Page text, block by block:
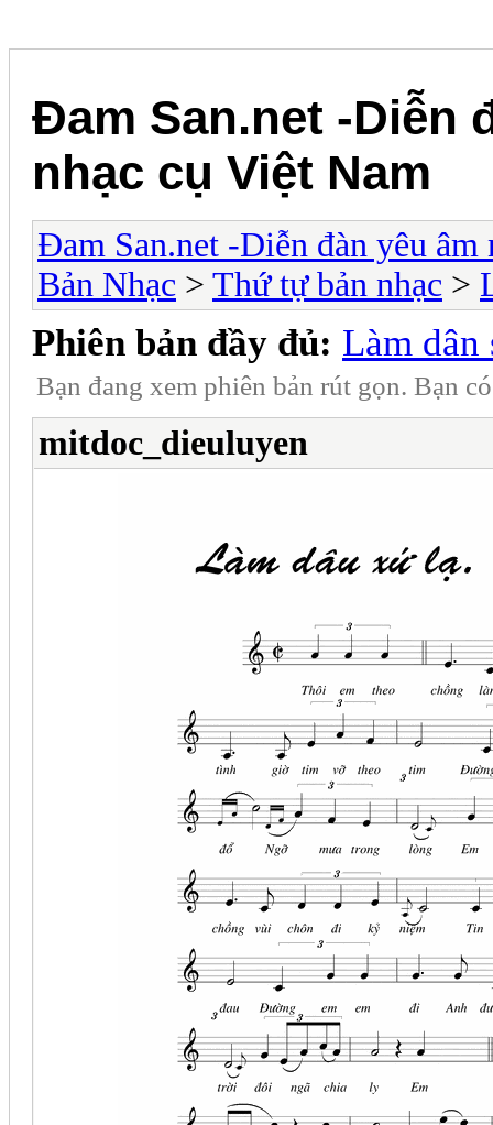
Đam San.net -Diễn
nhạc cụ Việt Nam
Đam San.net -Diễn đàn yêu âm
Bản Nhạc > Thứ tự bản nhạc >
Phiên bản đầy đủ: Làm
Bạn đang xem phiên bản rút gọn. Bạn
mitdoc_dieuluyen